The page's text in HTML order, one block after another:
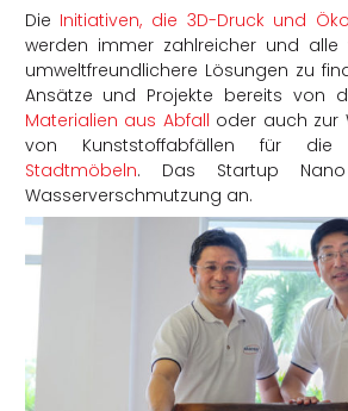
Die Initiativen, die 3D-Druck und
werden immer zahlreicher und alle
umweltfreundlichere Lösungen zu
Ansätze und Projekte bereits von
Materialien aus Abfall oder auch zur
von Kunststoffabfällen für die
Stadtmöbeln. Das Startup
Wasserverschmutzung an.